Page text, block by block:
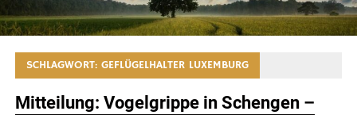
SCHLAGWORT:GEFLÜGELHALTER LUXEMBURG
Mitteilung: Vogelgrippe in Schengen –